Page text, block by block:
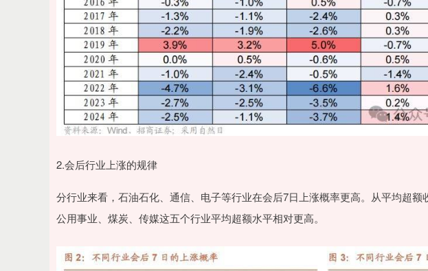
2.会后行业上涨的规律
分行业来看，石油石化、通信、电子等行业在会后7日上涨概率更高。从平均超额
公用事业、煤炭、传媒这五个行业平均超额水平相对更高。